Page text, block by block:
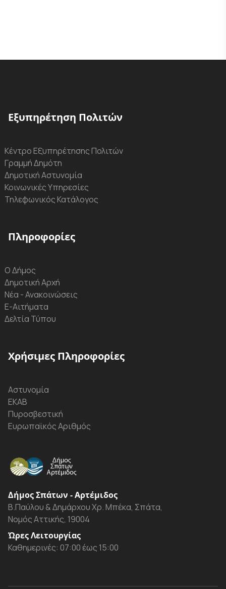
Εξυπηρέτηση Πολιτών
Κέντρο Εξυπηρέτησης Πολιτών
Γραμμή Δημότη
Δημοτική Αστυνομία
Κοινωνικές Υπηρεσίες
Τηλεφωνικός Κατάλογος
Πληροφορίες
Ο Δήμος
Δημοτική Αρχή
Νέα - Ανακοινώσεις
Ε-Αιτήματα
Δελτία Τύπου
Χρήσιμες Πληροφορίες
Αστυνομία
ΕΚΑΒ
Πυροσβεστική
Ευρωπαϊκός Αριθμός
Δήμος Σπάτων - Αρτέμιδος
Β.Παύλου & Δημάρχου Χρ. Μπέκα, Σπάτα,
Νομός Αττικής, 19004
Ώρες Λειτουργίας
Καθημερινές: 07:00 έως 15:00